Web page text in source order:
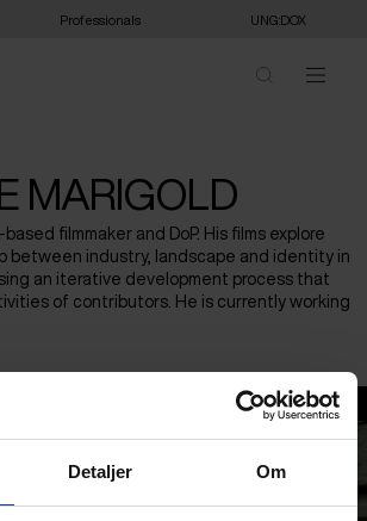
Detaljer Om
Professionals UNG:DOX
MARIGOLD
filmmaker and DoP. His films explore
between industry, landscape and identity in
an iterative development process that
of contributors. He is currently working